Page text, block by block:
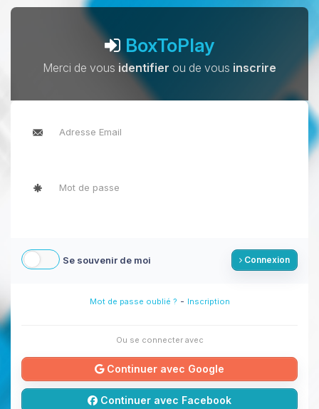
BoxToPlay
Merci de vous identifier ou de vous inscrire
Se souvenir de moi Connexion
Mot de passe oublié ? - Inscription
Ou se connecter avec
Continuer avec Google
Continuer avec Facebook